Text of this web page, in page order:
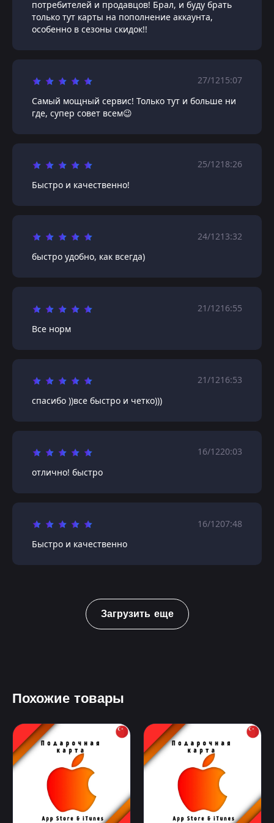
потребителей и продавцов! Брал, и буду брать
только тут карты на пополнение аккаунта,
особенно в сезоны скидок!!
27/1215:07
Самый мощный сервис! Только тут и больше ни
где, супер совет всем😉
25/1218:26
Быстро и качественно!
24/1213:32
быстро удобно, как всегда)
21/1216:55
Все норм
21/1216:53
спасибо ))все быстро и четко)))
16/1220:03
отлично! быстро
16/1207:48
Быстро и качественно
Загрузить еще
Похожие товары